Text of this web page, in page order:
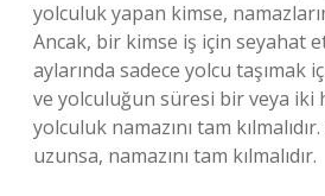
yolculuk yapan kimse,
Ancak, bir kimse iş için seyahat
aylarında sadece yolcu taşımak
ve yolculuğun süresi bir veya iki
yolculuk namazını tam
uzunsa, namazını tam kılmalıdır.